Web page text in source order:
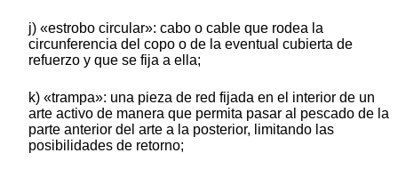
j) «estrobo circular»: cabo o cable que rodea la
circunferencia del copo o de la eventual cubierta de
refuerzo y que se fija a ella;
k) «trampa»: una pieza de red fijada en el interior de un
arte activo de manera que permita pasar al pescado de la
parte anterior del arte a la posterior, limitando las
posibilidades de retorno;